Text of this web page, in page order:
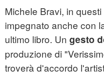
Michele Bravi, in
impegnato anche con
ultimo libro. Un gesto
produzione di
troverà d'accordo